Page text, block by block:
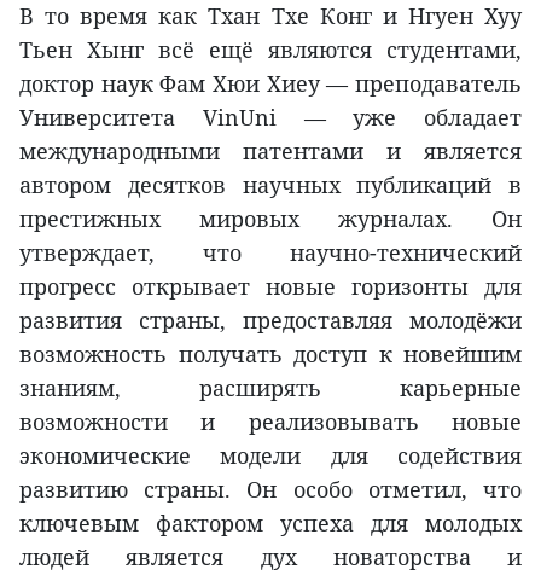
В то время как Тхан Тхе Конг и Нгуен Хуу
Тьен Хынг всё ещё являются студентами,
доктор наук Фам Хюи Хиеу — преподаватель
Университета VinUni — уже обладает
международными патентами и является
автором десятков научных публикаций в
престижных мировых журналах. Он
утверждает, что научно-технический
прогресс открывает новые горизонты для
развития страны, предоставляя молодёжи
возможность получать доступ к новейшим
знаниям, расширять карьерные
возможности и реализовывать новые
экономические модели для содействия
развитию страны. Он особо отметил, что
ключевым фактором успеха для молодых
людей является дух новаторства и